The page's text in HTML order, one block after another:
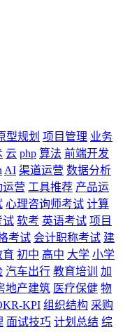
型规划 项目管理 业务
云 php 算法 前端开发
AI 渠道运营 数据分析
运营 工具推荐 产品运
心理咨询师考试 计算
试 软考 英语考试 项目
考试 会计职称考试 建
育 初中 高中 大学 小学
汽车出行 教育培训
加
地产建筑 医疗保健 物
KPI 组织结构 采购
面试技巧 计划总结 综